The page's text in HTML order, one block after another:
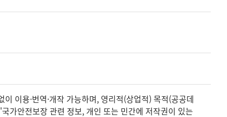
이용·번역·개작 가능하며, 영리적(상업적) 목적(공공데
가안전보장 관련 정보, 개인 또는 민간에 저작권이 있는